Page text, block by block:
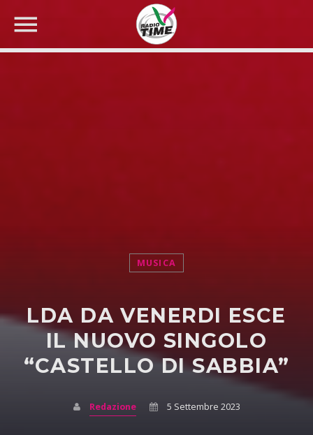
MUSICA
LDA DA VENERDI ESCE
IL NUOVO SINGOLO
“CASTELLO DI SABBIA”
Redazione 5 Settembre 2023